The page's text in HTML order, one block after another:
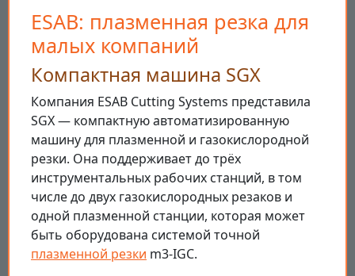
ESAB: плазменная резка для
малых компаний
Компактная машина SGX
Компания ESAB Cutting Systems представила
SGX — компактную автоматизированную
машину для плазменной и газокислородной
резки. Она поддерживает до трёх
инструментальных рабочих станций, в том
числе до двух газокислородных резаков и
одной плазменной станции, которая может
быть оборудована системой точной
плазменной резки m3-IGC.